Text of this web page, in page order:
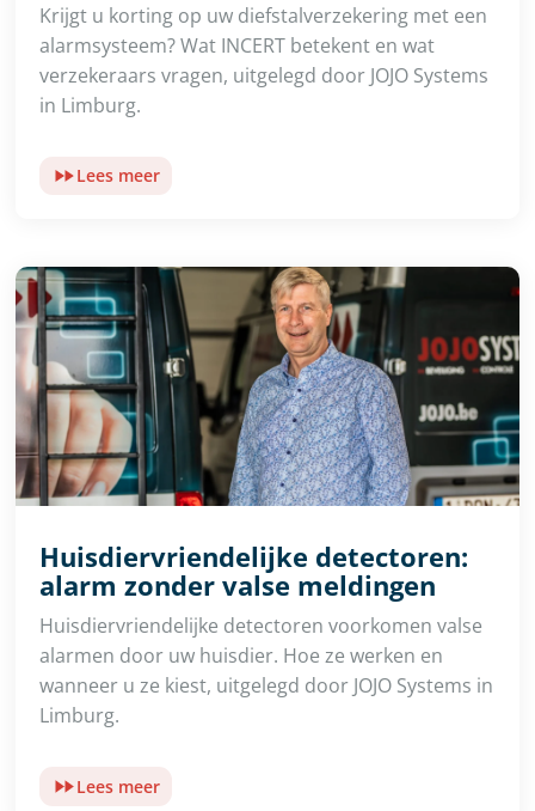
Krijgt u korting op uw diefstalverzekering met een
alarmsysteem? Wat INCERT betekent en wat
verzekeraars vragen, uitgelegd door JOJO Systems
in Limburg.
Lees meer
Huisdiervriendelijke detectoren:
alarm zonder valse meldingen
Huisdiervriendelijke detectoren voorkomen valse
alarmen door uw huisdier. Hoe ze werken en
wanneer u ze kiest, uitgelegd door JOJO Systems in
Limburg.
Lees meer